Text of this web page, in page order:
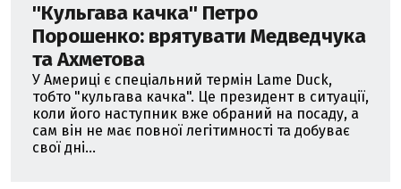
''Кульгава качка'' Петро
Порошенко: врятувати Медведчука
та Ахметова
У Америці є спеціальний термін Lame Duck,
тобто "кульгава качка". Це президент в ситуації,
коли його наступник вже обраний на посаду, а
сам він не має повної легітимності та добуває
свої дні...